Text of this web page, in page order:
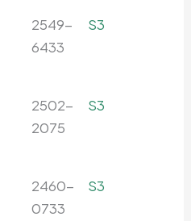
2549-
6433
S3
2502-
2075
S3
2460-
0733
S3